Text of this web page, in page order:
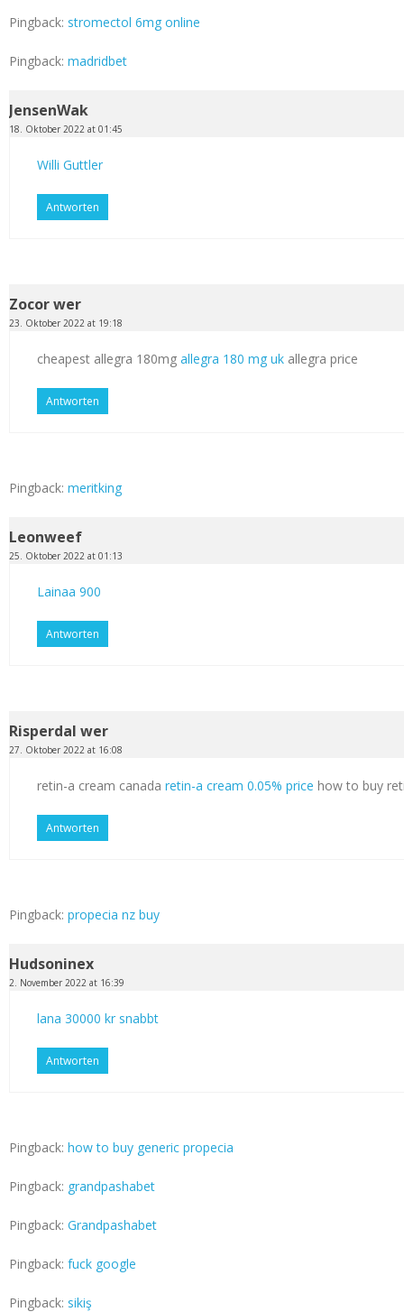
Pingback: stromectol 6mg online
Pingback: madridbet
JensenWak
18. Oktober 2022 at 01:45
Willi Guttler
Antworten
Zocor wer
23. Oktober 2022 at 19:18
cheapest allegra 180mg allegra 180 mg uk allegra price
Antworten
Pingback: meritking
Leonweef
25. Oktober 2022 at 01:13
Lainaa 900
Antworten
Risperdal wer
27. Oktober 2022 at 16:08
retin-a cream canada retin-a cream 0.05% price how to buy
Antworten
Pingback: propecia nz buy
Hudsoninex
2. November 2022 at 16:39
lana 30000 kr snabbt
Antworten
Pingback: how to buy generic propecia
Pingback: grandpashabet
Pingback: Grandpashabet
Pingback: fuck google
Pingback: sikiş